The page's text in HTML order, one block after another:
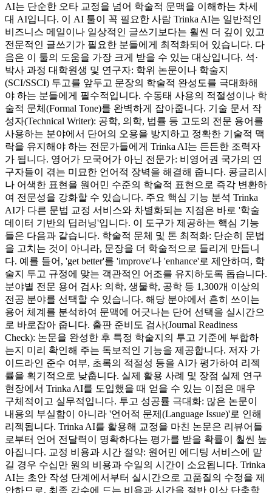
AI는 단순한 오타 교정을 넘어 학술적 문맥을 이해하는 차세
대 AI입니다. 이 AI 툴이 꼭 필요한 사람 Trinka AI는 일반적인
비즈니스 메일이나 일상적인 글쓰기보다는 훨씬 더 깊이 있고
전문적인 글쓰기가 필요한 분들에게 최적화되어 있습니다. 다
음은 이 툴의 도움을 가장 크게 받을 수 있는 대상입니다. 석·
박사 과정 대학원생 및 연구자: 학위 논문이나 학술지
(SCI/SSCI) 투고를 앞두고 문장의 학술적 완성도를 극대화해
야 하는 분들에게 필수적입니다. 수동태 사용의 적절성이나 학
술적 문체(Formal Tone)를 완벽하게 잡아줍니다. 기술 문서 작
성자(Technical Writer): 공학, 의학, 법률 등 고도의 전문 용어를
사용하는 분야에서 단어의 오용을 방지하고 정확한 기술적 맥
락을 유지해야 하는 전문가들에게 Trinka AI는 든든한 조력자
가 됩니다. 영어가 모국어가 아닌 전문가: 비영어권 국가의 연
구자들이 겪는 미묘한 언어적 장벽을 해결해 줍니다. 콩글리시
나 어색한 표현을 원어민 수준의 학술적 표현으로 즉각 변환하
여 전문성을 강화할 수 있습니다. 주요 핵심 기능 분석 Trinka
AI가 다른 문법 교정 서비스와 차별화되는 지점은 바로 '학술
데이터 기반의 딥러닝'입니다. 이 도구가 제공하는 핵심 기능
들은 다음과 같습니다. 학술적 문체 및 톤 최적화: 단순히 문법
을 고치는 것이 아니라, 문장을 더 학술적으로 들리게 만듭니
다. 예를 들어, 'get better'를 'improve'나 'enhance'로 제안하며, 학
술지 투고 규정에 맞는 객관적인 어조를 유지하도록 돕습니다.
분야별 전문 용어 검사: 의학, 생물학, 공학 등 1,300개 이상의
전공 분야를 선택할 수 있습니다. 해당 분야에서 흔히 쓰이는
용어 체계를 분석하여 문맥에 어긋나는 단어 선택을 실시간으
로 바로잡아 줍니다. 출판 준비도 검사(Journal Readiness
Check): 논문을 완성한 후 특정 학술지의 투고 기준에 부합하
는지 미리 확인해 주는 독보적인 기능을 제공합니다. 저자 가
이드라인 준수 여부, 초록의 적절성 등을 AI가 평가하여 리젝
률을 획기적으로 낮춥니다. 실제 활용 사례 및 장점 실제 연구
현장에서 Trinka AI를 도입했을 때 얻을 수 있는 이점은 매우
구체적이고 실무적입니다. 투고 성공률 극대화: 많은 논문이
내용의 부실함이 아니라 '언어적 문제(Language Issue)'로 인해
리젝됩니다. Trinka AI를 활용해 교정을 마친 논문은 리뷰어들
로부터 언어 전달력이 명확하다는 평가를 받을 확률이 훨씬 높
아집니다. 교정 비용과 시간 절약: 원어민 에디팅 서비스에 맡
길 경우 수십만 원의 비용과 수일의 시간이 소요됩니다. Trinka
AI는 초안 작성 단계에서부터 실시간으로 고품질의 수정을 제
안하므로, 최종 감수에 드는 비용과 시간을 절반 이상 단축할